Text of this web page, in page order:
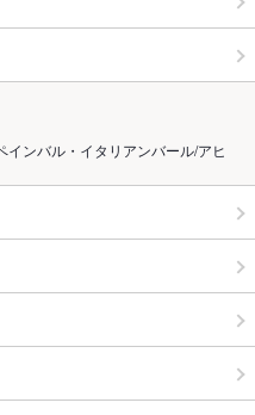
インバル・イタリアンバール/アヒ